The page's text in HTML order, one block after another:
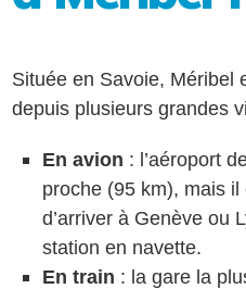
Située en Savoie, Méribel
depuis plusieurs grandes
En avion : l’aéroport
proche (95 km), mais
d’arriver à Genève ou
station en navette.
En train : la gare la